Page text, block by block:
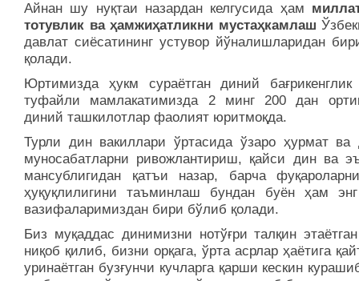
Айнан шу нуқтаи назардан келгусида ҳам
тотувлик ва ҳамжиҳатликни мустаҳкамлаш
давлат сиёсатининг устувор йўналишларидан
қолади.
Юртимизда ҳукм сураётган диний
туфайли мамлакатимизда 2 минг 200 дан
диний ташкилотлар фаолият юритмоқда.
Турли дин вакиллари ўртасида ўзаро ҳурмат ва
муносабатларни ривожлантириш, қайси дин ва
мансублигидан қатъи назар, барча
ҳуқуқлилигини таъминлаш бундан буён ҳам
вазифаларимиздан бири бўлиб қолади.
Биз муқаддас динимизни нотўғри талқин
ниқоб қилиб, бизни орқага, ўрта асрлар ҳаётига
уринаётган бузғунчи кучларга қарши кескин